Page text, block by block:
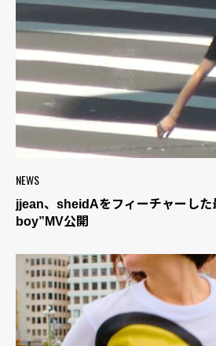
NEWS
jjean、sheidAをフィーチャーし
boy”MV公開